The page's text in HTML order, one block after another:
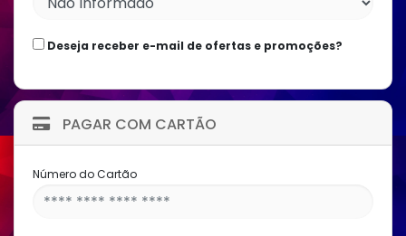
Deseja receber e-mail de ofertas e promoções?
PAGAR COM CARTÃO
Número do Cartão